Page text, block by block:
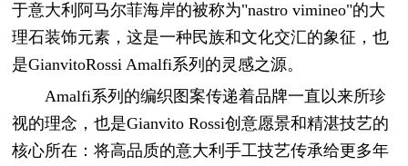
于意大利阿马尔菲海岸的被称为"nastro vimineo"的大
理石装饰元素，这是一种民族和文化交汇的象征，也
是GianvitoRossi Amalfi系列的灵感之源。
Amalfi系列的编织图案传递着品牌一直以来所珍
视的理念，也是Gianvito Rossi创意愿景和精湛技艺的
核心所在：将高品质的意大利手工技艺传承给更多年